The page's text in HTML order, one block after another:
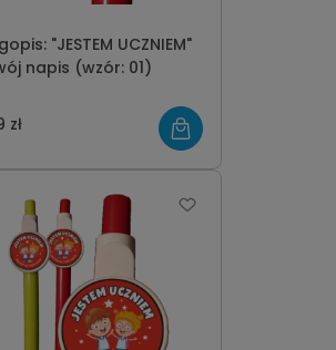
"JESTEM UCZNIEM"
napis (wzór: 01)
zł